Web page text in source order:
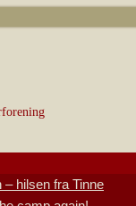
hilsen fra Tinne